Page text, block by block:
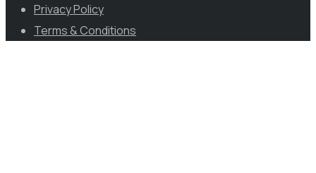
Privacy Policy
Terms & Conditions